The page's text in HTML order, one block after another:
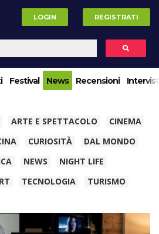
LOGIN REGISTRATI
Festival News Recensioni
ARTE E SPETTACOLO
CINEMA
CURIOSITÀ
DAL MONDO
NEWS
NIGHT LIFE
TECNOLOGIA TURISMO